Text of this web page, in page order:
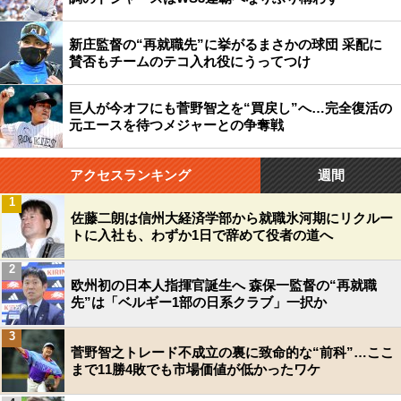
新庄監督の“再就職先”に挙がるまさかの球団 采配に
賛否もチームのテコ入れ役にうってつけ
巨人が今オフにも菅野智之を“買戻し”へ…完全復活の
元エースを待つメジャーとの争奪戦
アクセスランキング 週間
佐藤二朗は信州大経済学部から就職氷河期にリクルー
トに入社も、わずか1日で辞めて役者の道へ
1
欧州初の日本人指揮官誕生へ 森保一監督の“再就職
先”は「ベルギー1部の日系クラブ」一択か
2
菅野智之トレード不成立の裏に致命的な“前科”…ここ
まで11勝4敗でも市場価値が低かったワケ
3